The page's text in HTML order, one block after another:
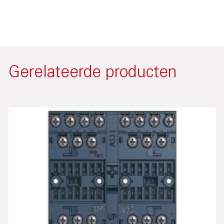
Gerelateerde producten